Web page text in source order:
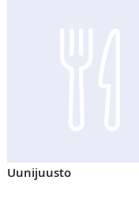
Uunijuusto